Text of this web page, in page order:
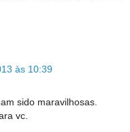
às 10:39
sido maravilhosas.
vc.